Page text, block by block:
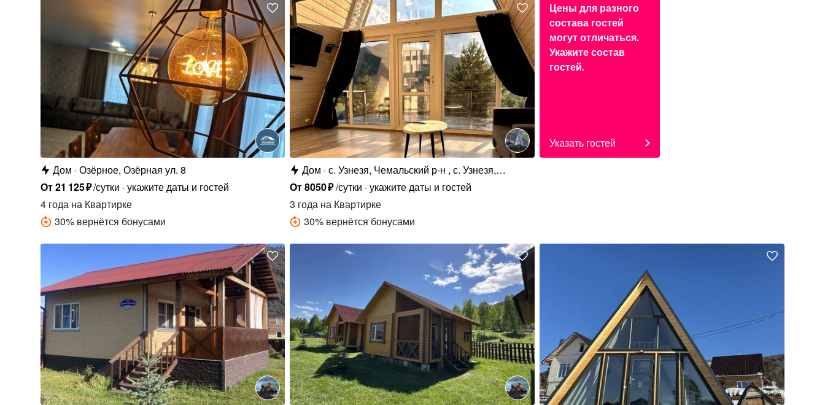
Дом Озёрное, Озёрная ул. 8
От21 125₽/сутки укажите даты и гостей
4 годана Квартирке
30% вернётся бонусами
Дом с. Узнезя, Чемальский р-н , с. Узнезя,
Лучегорская ул., 1
От8050₽/сутки укажите даты и гостей
3 года на Квартирке
30% вернётся бонусами
Цены для разного
состава гостей
могут отличаться.
Укажите состав
гостей.
Указать гостей